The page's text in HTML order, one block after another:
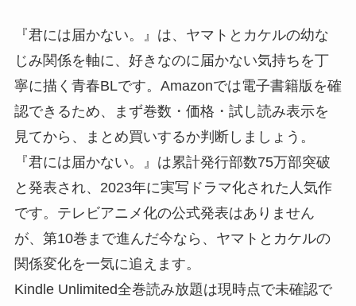
『君には届かない。』は、ヤマトとカケルの幼な
じみ関係を軸に、好きなのに届かない気持ちを丁
寧に描く青春BLです。Amazonでは電子書籍版を確
認できるため、まず巻数・価格・試し読み表示を
見てから、まとめ買いするか判断しましょう。
『君には届かない。』は累計発行部数75万部突破
と発表され、2023年に実写ドラマ化された人気作
です。テレビアニメ化の公式発表はありません
が、第10巻まで進んだ今なら、ヤマトとカケルの
関係変化を一気に追えます。
Kindle Unlimited全巻読み放題は現時点で未確認で